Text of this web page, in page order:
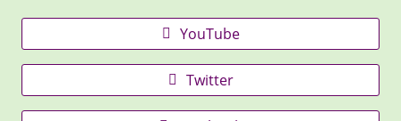
YouTube
Twitter